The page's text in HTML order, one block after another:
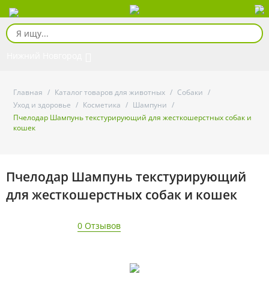
Главная / Каталог товаров для животных / Собаки /
Уход и здоровье / Косметика / Шампуни /
Пчелодар Шампунь текстурирующий для жесткошерстных собак и
кошек
Пчелодар Шампунь текстурирующий
для жесткошерстных собак и кошек
0 Отзывов